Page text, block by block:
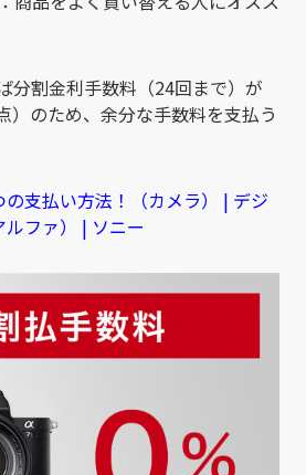
分割金利手数料（24回まで）が
）のため、余分な手数料を支払う
の支払い方法！（カメラ） | デジ
ファ） | ソニー